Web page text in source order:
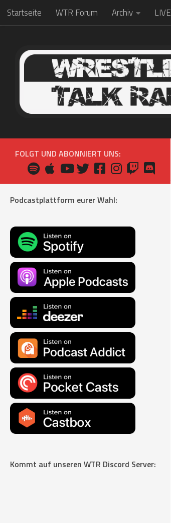
Zum Inhalt springen
Startseite WTR Forum Archiv LIVE
FOLGT UND ABONNIERT UNS:
Podcastplattform eurer Wahl:
Kommt auf unseren WTR Discord Server: